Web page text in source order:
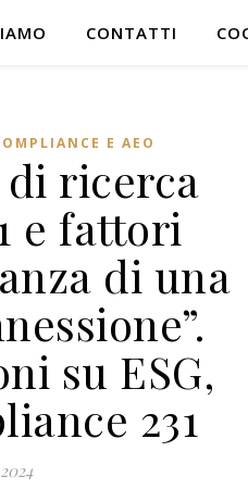
CONTATTI
E AEO
ricerca
e fattori
di una
su ESG,
231